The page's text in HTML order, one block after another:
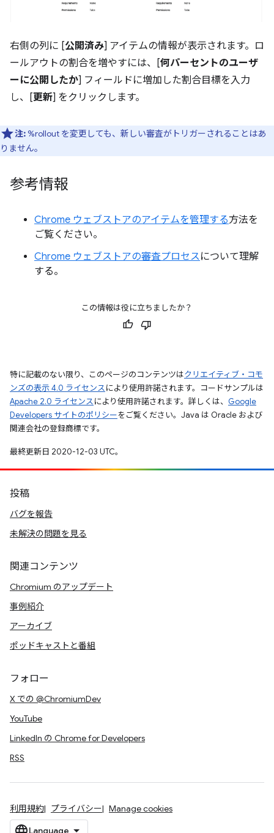
右側の列に [公開済み] アイテムの情報が表示されます。ロ
ールアウトの割合を増やすには、[何パーセントのユーザ
ーに公開したか] フィールドに増加した割合目標を入力
し、[更新] をクリックします。
注:%rollout を変更しても、新しい審査がトリガーされることはあ
りません。
参考情報
Chrome ウェブストアのアイテムを管理する方法を
ご覧ください。
Chrome ウェブストアの審査プロセスについて理解
する。
この情報は役に立ちましたか？
特に記載のない限り、このページのコンテンツはクリエイティブ・コモ
ンズの表示 4.0 ライセンスにより使用許諾されます。コードサンプルは
Apache 2.0 ライセンスにより使用許諾されます。詳しくは、 Google
Developers サイトのポリシーをご覧ください。Java は Oracle および
関連会社の登録商標です。
最終更新日 2020-12-03 UTC。
投稿
バグを報告
未解決の問題を見る
関連コンテンツ
Chromium のアップデート
事例紹介
アーカイブ
ポッドキャストと番組
フォロー
X での @ChromiumDev
YouTube
LinkedIn の Chrome for Developers
RSS
利用規約 プライバシー Manage cookies